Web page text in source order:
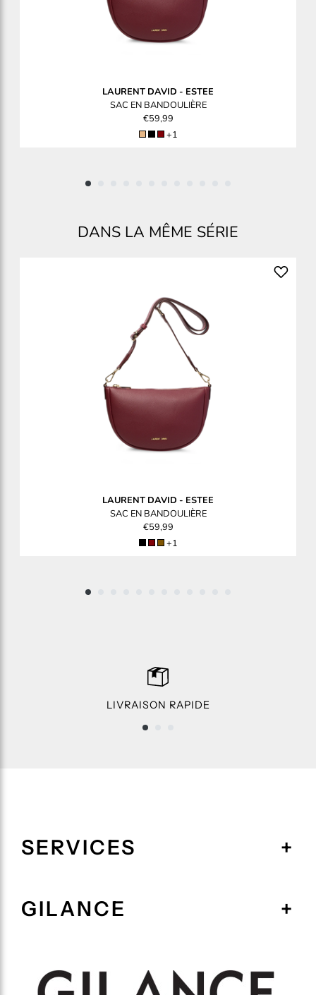
LAURENT DAVID - ESTEE
SAC EN BANDOULIÈRE
€59,99
+1
DANS LA MÊME SÉRIE
LAURENT DAVID - ESTEE
SAC EN BANDOULIÈRE
€59,99
+1
LIVRAISON RAPIDE
SERVICES
GILANCE